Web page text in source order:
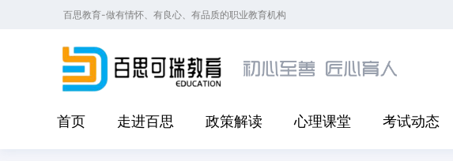
百思教育-做有情怀、有良心、有品质的职业教育机构
首页 走进百思 政策解读 心理课堂 考试动态